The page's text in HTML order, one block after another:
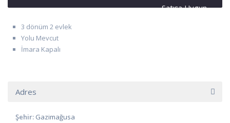
Satışa Uygun
3 dönüm 2 evlek
Yolu Mevcut
İmara Kapalı
Adres
Şehir: Gazimağusa